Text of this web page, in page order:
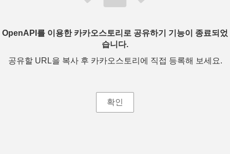
OpenAPI를 이용한 카카오스토리로 공유하기 기능이 종료되었
습니다.
공유할 URL을 복사 후 카카오스토리에 직접 등록해 보세요.
확인